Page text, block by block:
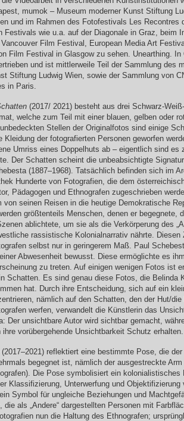
mumok – Museum moderner Kunst Stiftung
und im Rahmen des Fotofestivals Les Recontres
Festivals wie u.a. auf der Diagonale in Graz, beim
Film Festival, European Media Art
Film Festival in Glasgow zu sehen. Unearthing. In
und ist mittlerweile Teil der Sammlung des
Stiftung Ludwig Wien, sowie der Sammlung von
in Paris.
(2017/ 2021) besteht aus drei Schwarz-
welche zum Teil mit einer blauen, gelben oder
Stellen der Originalfotos sind einige
Kleidung der fotografierten Personen geworfen
Umriss eines Doppelhuts ab – eigentlich sind es
Der Schatten scheint die unbeabsichtigte
(1887–1968). Tatsächlich befinden sich im
Hunderte von Fotografien, die dem
Pädagogen und Ethnografen zugeschrieben
von seinen Reisen in die heutige Demokratische
größtenteils Menschen, denen er begegnete,
ablichtete, um sie als die Verkörperung des
rassistische Kolonialnarrativ nährte. Diesen
selbst nur in geringerem Maß. Paul
Abwesenheit bewusst. Diese ermöglichte es
zu treten. Auf einigen wenigen Fotos ist
Schatten. Es sind genau diese Fotos, die Belinda
hat. Durch ihre Entscheidung, sich auf ein
nämlich auf den Schatten, den der Hut/
werfen, verwandelt die Künstlerin das
Der unsichtbare Autor wird sichtbar gemacht,
ihre vorübergehende Unsichtbarkeit Schutz erhalten.
reflektiert eine bestimmte Pose, die
begegnet ist, nämlich der ausgestreckte
Die Pose symbolisiert ein kolonialistisches
Klassifizierung, Unterwerfung und Objektifizierung
Symbol für ungleiche Beziehungen und
die als „Andere“ dargestellten Personen mit
nun die Haltung des Ethnografen;